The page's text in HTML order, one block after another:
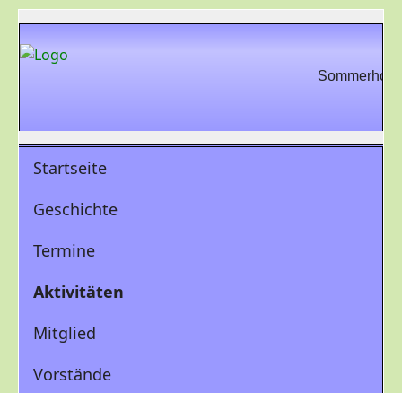
Startseite
Geschichte
Termine
Aktivitäten
Mitglied
Vorstände